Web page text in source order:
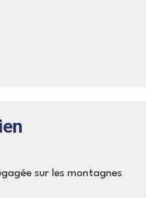
sur les montagnes